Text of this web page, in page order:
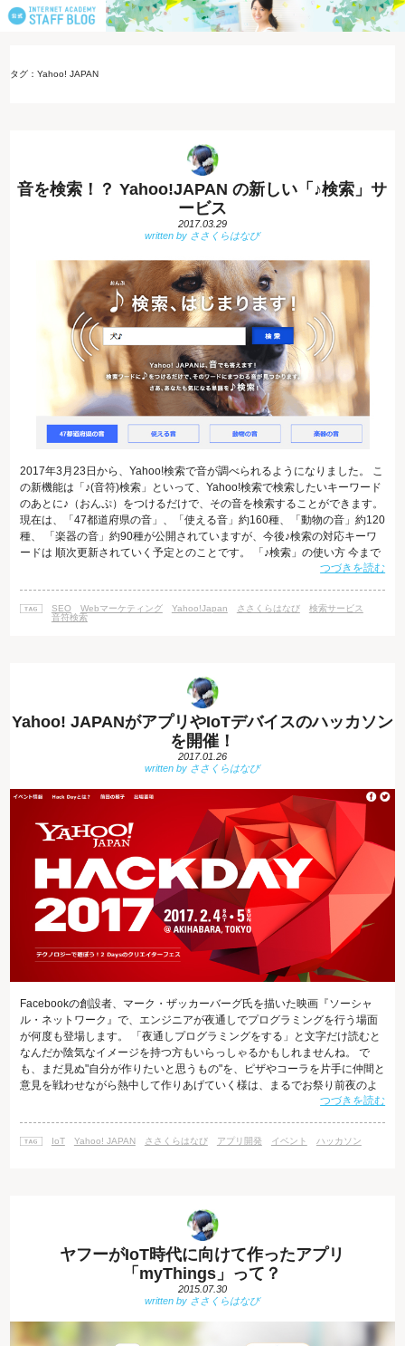
タグ：Yahoo! JAPAN
音を検索！？ Yahoo!JAPAN の新しい「♪検索」サ
ービス
2017.03.29
2017年3月23日から、Yahoo!検索で音が調べられるようになりました。 こ
の新機能は「♪(音符)検索」といって、Yahoo!検索で検索したいキーワード
のあとに♪（おんぷ）をつけるだけで、その音を検索することができます。
現在は、「47都道府県の音」、「使える音」約160種、「動物の音」約120
種、 「楽器の音」約90種が公開されていますが、今後♪検索の対応キーワ
ードは 順次更新されていく予定とのことです。 「♪検索」の使い方 今まで
は、聴きたい音を検索で調べてたどり着くためには、「○○ 音」と検索し
かし、Yahoo!の「♪検索」なら、Yahoo! JAPANトップページやブラウザー
の検索窓でキーワードのあとに♪をつけ
つづきを読む
SEO Webマーケティング Yahoo!Japan ささくらはなび
検索サービス
音符検索
Yahoo! JAPANがアプリやIoTデバイスのハッカソン
を開催！
2017.01.26
Facebookの創設者、マーク・ザッカーバーグ氏を描いた映画『ソーシャ
ル・ネットワーク』で、エンジニアが夜通しでプログラミングを行う場面
が何度も登場します。 「夜通しプログラミングをする」と文字だけ読むと
なんだか陰気なイメージを持つ方もいらっしゃるかもしれませんね。 で
も、まだ見ぬ"自分が作りたいと思うもの"を、ピザやコーラを片手に仲間と
意見を戦わせながら熱中して作りあげていく様は、まるでお祭り前夜のよ
うな活気に溢れていて、見ているだけでもワクワクしてきます。
数多く行われ、その中から「いいね！」や「チャット」、「タイムライ
つづきを読む
IoT Yahoo! JAPAN ささくらはなび アプリ開発 イベント ハッカソン
ヤフーがIoT時代に向けて作ったアプリ
「myThings」って？
2015.07.30